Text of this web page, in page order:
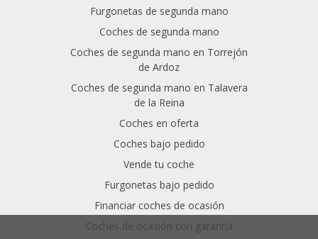
Furgonetas de segunda mano
Coches de segunda mano
Coches de segunda mano en Torrejón
de Ardoz
Coches de segunda mano en Talavera
de la Reina
Coches en oferta
Coches bajo pedido
Vende tu coche
Furgonetas bajo pedido
Financiar coches de ocasión
Coches de ocasión con garantía